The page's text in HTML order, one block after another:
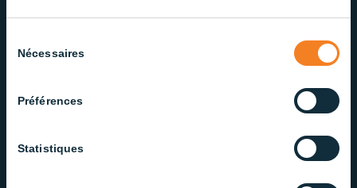
duNécessaires
Préférences
Statistiques
NOTRE ENGAGEMENT ENVERS
Fière d’offrir des solutions d’éclairage fiables et de
service exceptionnel à chaque étape.